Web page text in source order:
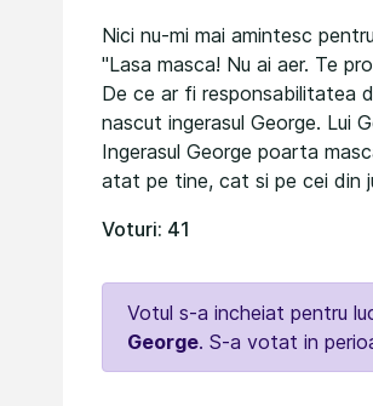
Nici nu-mi mai amintesc
"Lasa masca! Nu ai aer. Te
De ce ar fi responsabilitatea
nascut ingerasul George. Lui
Ingerasul George poarta
atat pe tine, cat si pe cei din
Voturi: 41
Votul s-a incheiat pentru
George. S-a votat in